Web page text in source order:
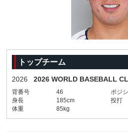
トップチーム
2026 2026 WORLD BASEBALL
背番号 46 ポジ
身長
185cm 投打
体重
85kg